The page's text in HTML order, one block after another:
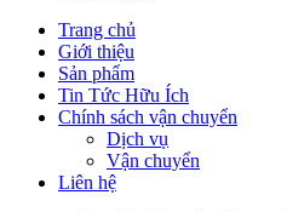
Trang chủ
Giới thiệu
Sản phẩm
Tin Tức Hữu Ích
Chính sách vận chuyển
Dịch vụ
Vận chuyển
Liên hệ